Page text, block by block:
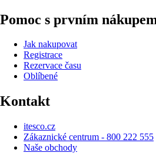
Pomoc s prvním
Jak nakupovat
Registrace
Rezervace času
Oblíbené
Kontakt
itesco.cz
Zákaznické centrum - 800 222 555
Naše obchody